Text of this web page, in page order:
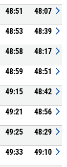
48:51 48:07
48:53 48:39
48:58 48:17
48:59 48:51
49:15 48:42
49:21 48:56
49:25 48:29
49:33 49:10